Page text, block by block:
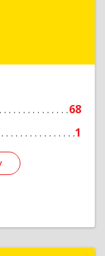
68
1
р-н, Шуя г,